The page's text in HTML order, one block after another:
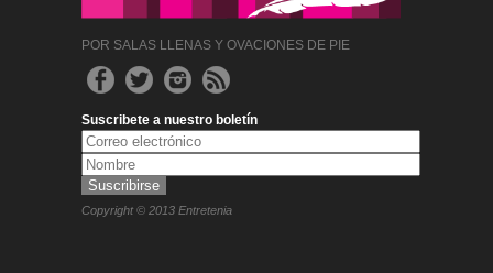
POR SALAS LLENAS Y OVACIONES DE PIE
Suscribete a nuestro boletín
Copyright © 2013 Entretenia